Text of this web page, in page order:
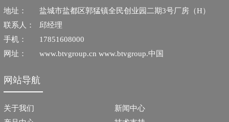
地址：
盐城市盐都区郭猛镇全民创业园二期3号厂房（H）
联系人：
邱经理
手机：
17851608000
网址：
www.btvgroup.cn www.btvgroup.中国
网站导航
关于我们
新闻中心